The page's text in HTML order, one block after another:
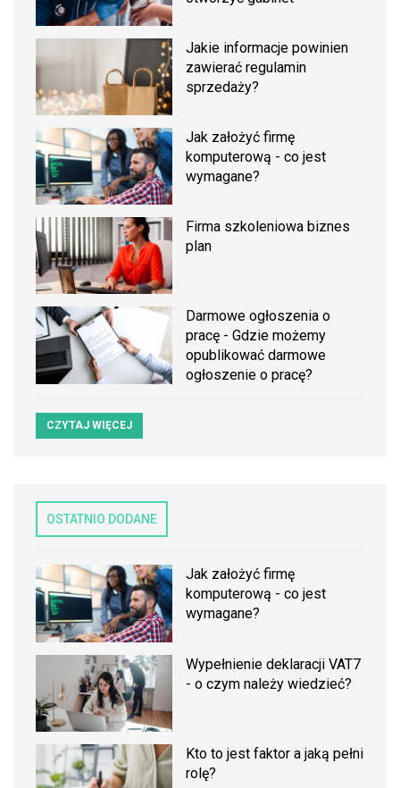
Jakie informacje powinien
zawierać regulamin
sprzedaży?
Jak założyć firmę
komputerową - co jest
wymagane?
Firma szkoleniowa biznes
plan
Darmowe ogłoszenia o
pracę - Gdzie możemy
opublikować darmowe
ogłoszenie o pracę?
CZYTAJ WIĘCEJ
OSTATNIO DODANE
Jak założyć firmę
komputerową - co jest
wymagane?
Wypełnienie deklaracji VAT7
- o czym należy wiedzieć?
Kto to jest faktor a jaką pełni
rolę?